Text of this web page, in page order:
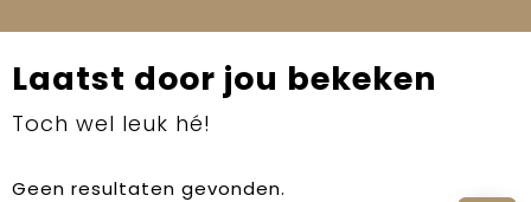
Laatst door jou bekeken
Toch wel leuk hé!
Geen resultaten gevonden.